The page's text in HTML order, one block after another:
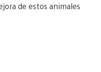
de estos animales